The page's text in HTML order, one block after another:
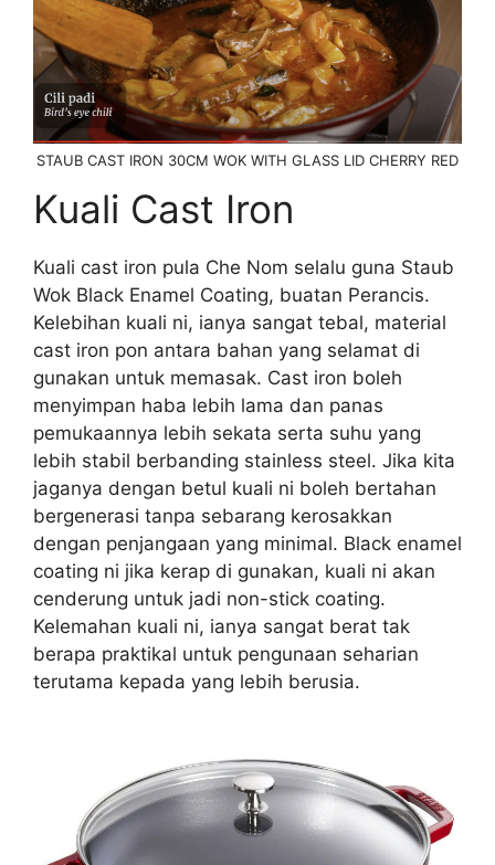
STAUB CAST IRON 30CM WOK WITH GLASS LID CHERRY RED
Kuali Cast Iron
Kuali cast iron pula Che Nom selalu guna Staub
Wok Black Enamel Coating, buatan Perancis.
Kelebihan kuali ni, ianya sangat tebal, material
cast iron pon antara bahan yang selamat di
gunakan untuk memasak. Cast iron boleh
menyimpan haba lebih lama dan panas
pemukaannya lebih sekata serta suhu yang
lebih stabil berbanding stainless steel. Jika kita
jaganya dengan betul kuali ni boleh bertahan
bergenerasi tanpa sebarang kerosakkan
dengan penjangaan yang minimal. Black enamel
coating ni jika kerap di gunakan, kuali ni akan
cenderung untuk jadi non-stick coating.
Kelemahan kuali ni, ianya sangat berat tak
berapa praktikal untuk pengunaan seharian
terutama kepada yang lebih berusia.